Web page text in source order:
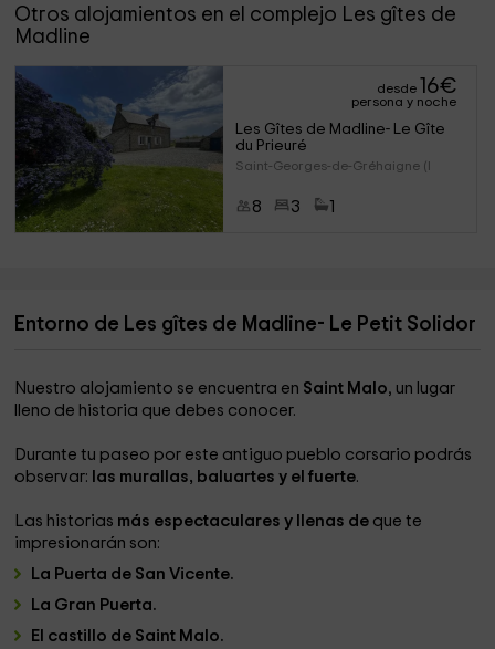
Otros alojamientos en el complejo Les gîtes de
Madline
desde 16€
persona y noche
Les Gîtes de Madline- Le Gîte
du Prieuré
Saint-Georges-de-Gréhaigne (I
8 3
Entorno de Les gîtes de Madline- Le Petit Solidor
Nuestro alojamiento se encuentra en Saint Malo, un lugar
lleno de historia que debes conocer.
Durante tu paseo por este antiguo pueblo corsario podrás
observar: las murallas, baluartes y el fuerte.
Las historias más espectaculares y llenas de que te
impresionarán son:
La Puerta de San Vicente.
La Gran Puerta.
El castillo de Saint Malo.